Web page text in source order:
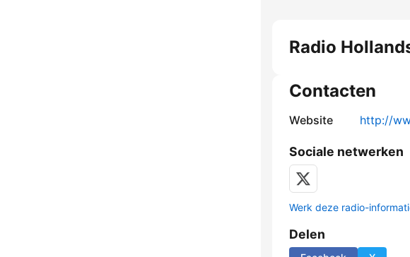
Radio
Contacten
Website http://
Sociale netwerken
Werk deze radio-
Delen